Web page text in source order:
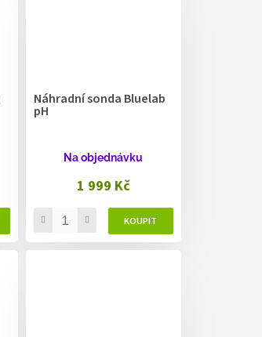
Náhradní sonda Bluelab
pH
Na objednávku
1 999 Kč